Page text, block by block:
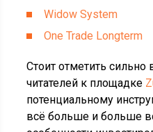
Widow System
One Trade Longterm
Стоит отметить сильно
читателей к площадке
потенциальному
всё больше и больше